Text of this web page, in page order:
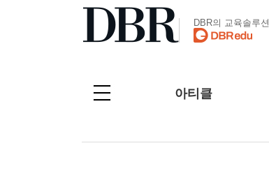
DBR의 교육솔루션
아티클